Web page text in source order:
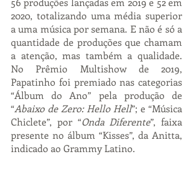
2020, totalizando uma média superior
a uma música por semana. E não é só a
quantidade de produções que chamam
a atenção, mas também a qualidade.
No Prêmio Multishow de 2019,
Papatinho foi premiado nas categorias
“Álbum do Ano” pela produção de
“Abaixo de Zero: Hello Hell”; e “Música
Chiclete”, por “Onda Diferente”, faixa
presente no álbum “Kisses”, da Anitta,
indicado ao Grammy Latino.